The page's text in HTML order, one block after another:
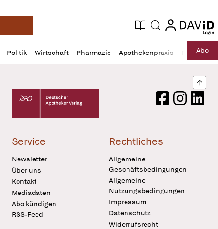
Deutsche Apotheker Zeitung
Aktuelle Ausgabe
Suche login
login
Politik Wirtschaft Pharmazie Apothekenpraxis RechtAbo
Profil
öffnen
Daz
Pur
Deutscher Apotheker Verlag Logo
FacebookInstagram
Service
Newsletter
Über uns
Kontakt
Mediadaten
Abo kündigen
RSS-Feed
Rechtliches
Allgemeine
Geschäftsbedingungen
Allgemeine
Nutzungsbedingungen
Impressum
Datenschutz
Widerrufsrecht